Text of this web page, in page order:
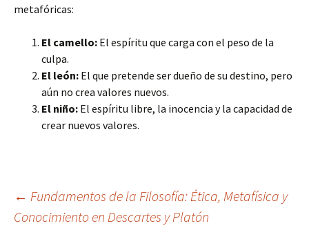
metafóricas:
El camello: El espíritu que carga con el peso de la
culpa.
El león: El que pretende ser dueño de su destino, pero
aún no crea valores nuevos.
El niño: El espíritu libre, la inocencia y la capacidad de
crear nuevos valores.
Navegación
← Fundamentos de la Filosofía: Ética, Metafísica y
Conocimiento en Descartes y Platón